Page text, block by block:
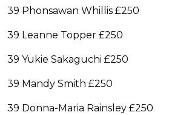
39 Phonsawan Whillis £250
39 Leanne Topper £250
39 Yukie Sakaguchi £250
39 Mandy Smith £250
39 Donna-Maria Rainsley £250